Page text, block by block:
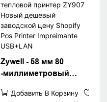
WiFi Printer USB+WiFi
Zywell - 58 мм 80
-миллиметровый
ZY907 Новый
Добавить В Корзину